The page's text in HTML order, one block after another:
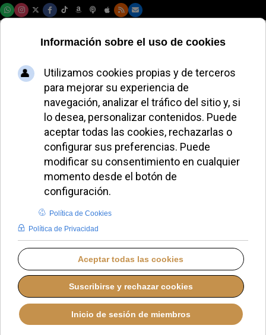
El Papa León XIV
impulsa la
celebración de la V
Jornada Mundial de
los Abuelos
VIERNES, 18 JULIO 2025 09:39